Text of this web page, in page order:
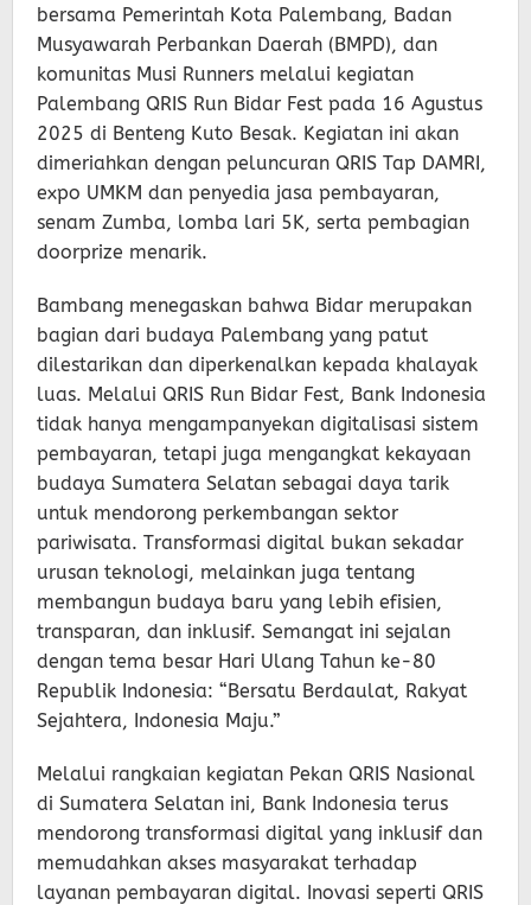
bersama Pemerintah Kota Palembang, Badan
Musyawarah Perbankan Daerah (BMPD), dan
komunitas Musi Runners melalui kegiatan
Palembang QRIS Run Bidar Fest pada 16 Agustus
2025 di Benteng Kuto Besak. Kegiatan ini akan
dimeriahkan dengan peluncuran QRIS Tap DAMRI,
expo UMKM dan penyedia jasa pembayaran,
senam Zumba, lomba lari 5K, serta pembagian
doorprize menarik.
Bambang menegaskan bahwa Bidar merupakan
bagian dari budaya Palembang yang patut
dilestarikan dan diperkenalkan kepada khalayak
luas. Melalui QRIS Run Bidar Fest, Bank Indonesia
tidak hanya mengampanyekan digitalisasi sistem
pembayaran, tetapi juga mengangkat kekayaan
budaya Sumatera Selatan sebagai daya tarik
untuk mendorong perkembangan sektor
pariwisata. Transformasi digital bukan sekadar
urusan teknologi, melainkan juga tentang
membangun budaya baru yang lebih efisien,
transparan, dan inklusif. Semangat ini sejalan
dengan tema besar Hari Ulang Tahun ke-80
Republik Indonesia: “Bersatu Berdaulat, Rakyat
Sejahtera, Indonesia Maju.”
Melalui rangkaian kegiatan Pekan QRIS Nasional
di Sumatera Selatan ini, Bank Indonesia terus
mendorong transformasi digital yang inklusif dan
memudahkan akses masyarakat terhadap
layanan pembayaran digital. Inovasi seperti QRIS